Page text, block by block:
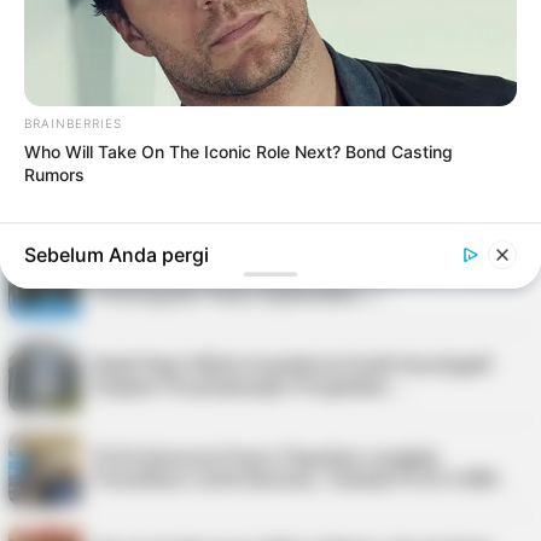
Festival Kopi Merdeka 2026 di Tan…
Kejati Kepri Masih Dalami Dugaan Penyimpangan
Honorarium BKAD, Sudah Periksa 38 …
Pilkades Serentak Bintan 2026 Digelar di 14 Desa,
Pemungutan Suara Dijadwalkan 1…
BRAINBERRIES
Who Will Take On The Iconic Role Next? Bond Casting
Rumors
Sebelum Anda pergi